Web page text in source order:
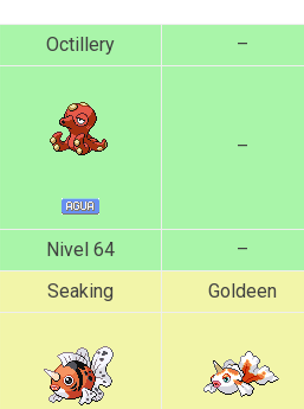
Octillery –
–
Nivel 64
–
Seaking Goldeen